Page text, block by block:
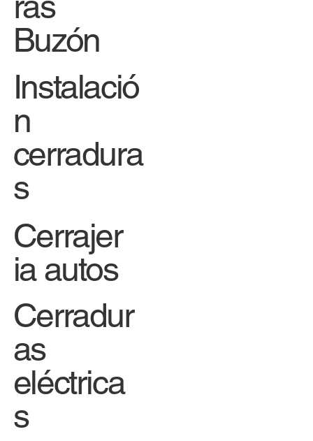
Buzón
Instalació
n
cerradura
s
Cerrajer
ia autos
Cerradur
as
eléctrica
s